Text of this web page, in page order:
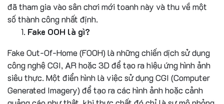
đã tham gia vào sân chơi mới toanh này và thu về một
số thành công nhất định.
Fake OOH là gì?
Fake Out-Of-Home (FOOH) là những chiến dịch sử dụng
công nghệ CGI, AR hoặc 3D để tạo ra hiệu ứng hình ảnh
siêu thực. Một điển hình là việc sử dụng CGI (Computer
Generated Imagery) để tạo ra các hình ảnh hoặc cảnh